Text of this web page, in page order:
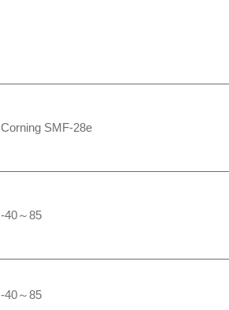
Corning SMF-28e
-40～85
-40～85